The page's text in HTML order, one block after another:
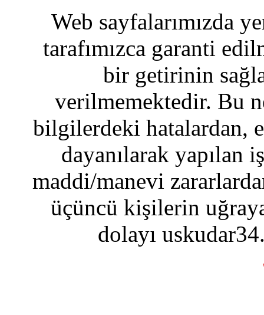
Web sayfalarımızda
tarafımızca garanti
bir getirinin
verilmemektedir. Bu
bilgilerdeki hatalardan,
dayanılarak yapılan
maddi/manevi
üçüncü kişilerin
dolayı